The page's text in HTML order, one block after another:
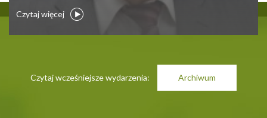
Czytaj więcej
Czytaj wcześniejsze wydarzenia: Archiwum